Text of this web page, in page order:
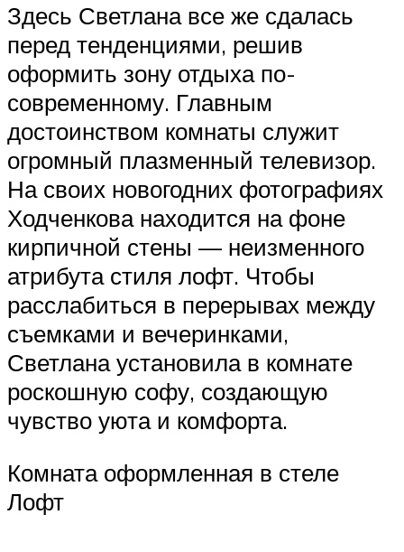
Здесь Светлана все же сдалась
перед тенденциями, решив
оформить зону отдыха по-
современному. Главным
достоинством комнаты служит
огромный плазменный телевизор.
На своих новогодних фотографиях
Ходченкова находится на фоне
кирпичной стены — неизменного
атрибута стиля лофт. Чтобы
расслабиться в перерывах между
съемками и вечеринками,
Светлана установила в комнате
роскошную софу, создающую
чувство уюта и комфорта.
Комната оформленная в стеле
Лофт